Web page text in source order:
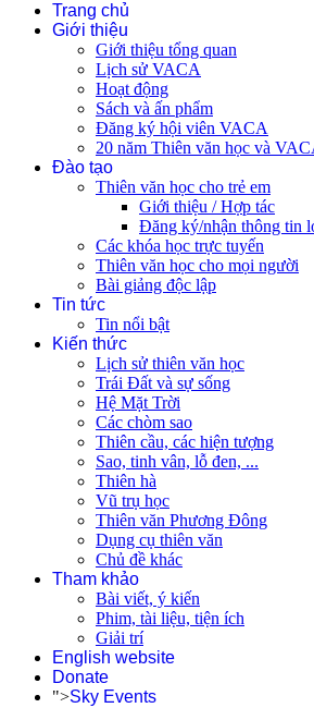
Trang chủ
Giới thiệu
Giới thiệu tổng quan
Lịch sử VACA
Hoạt động
Sách và ấn phẩm
Đăng ký hội viên VACA
20 năm Thiên văn học và
Đào tạo
Thiên văn học cho trẻ em
Giới thiệu / Hợp tác
Đăng ký/nhận thông tin
Các khóa học trực tuyến
Thiên văn học cho mọi người
Bài giảng độc lập
Tin tức
Tin nổi bật
Kiến thức
Lịch sử thiên văn học
Trái Đất và sự sống
Hệ Mặt Trời
Các chòm sao
Thiên cầu, các hiện tượng
Sao, tinh vân, lỗ đen, ...
Thiên hà
Vũ trụ học
Thiên văn Phương Đông
Dụng cụ thiên văn
Chủ đề khác
Tham khảo
Bài viết, ý kiến
Phim, tài liệu, tiện ích
Giải trí
English website
Donate
">Sky Events